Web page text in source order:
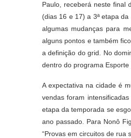
Paulo, receberá neste final
(dias 16 e 17) a 3ª etapa
algumas mudanças para
alguns pontos e também
a definição do grid. No
dentro do programa Esporte
A expectativa na cidade é
vendas foram
etapa da temporada se
ano passado. Para Nonô
“Provas em circuitos de rua